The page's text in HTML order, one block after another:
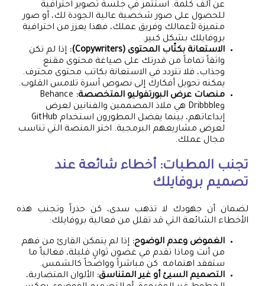
عن ألف كلمة. استثمر في جلسة تصوير احترافية
للحصول على صور شخصية عالية الجودة لك، أو صور
متميزة لأعمالك وفريق عملك، فهذا يعزز من احترافية
بروفايلك بشكل كبير.
الاستعانة بكتّاب المحتوى (Copywriters):
إذا لم تكن
واثقاً تماماً من قدرتك على صياغة محتوى مقنع
وجذاب، فلا تتردد في الاستعانة بكاتب محتوى محترف.
يمكنه تحويل أفكارك إلى نصوص آسرة تلامس القلوب.
منصات عرض البورتفوليو المتخصصة: Behance
وDribbble هي ملاذ المصممين والفنانين لعرض
إبداعاتهم، بينما يفضل المطورون استخدام GitHub
لعرض مشاريعهم البرمجية. اختر المنصة التي تناسب
مجال عملك.
تجنب المطبات: أخطاء شائعة عند
تصميم بروفايلك
لضمان أن جهودك لا تذهب سدى، كن حذراً وتجنب هذه
الأخطاء الشائعة التي قد تقلل من فعالية بروفايلك:
الغموض وعدم الوضوح: إذا لم يتمكن القارئ من فهم
من أنت وماذا تقدم في غضون ثوانٍ قليلة، فغالباً ما
ستفقد اهتمامه. كن مباشراً وواضحاً كالشمس.
التصميم السيئ أو غير المتناسق: الألوان المتضاربة،